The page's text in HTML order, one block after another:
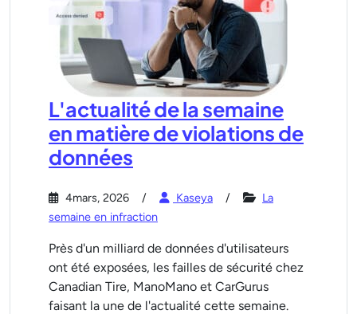
L'actualité de la semaine
en matière de violations de
données
4mars, 2026 Kaseya
La
semaine en infraction
Près d'un milliard de données d'utilisateurs
ont été exposées, les failles de sécurité chez
Canadian Tire, ManoMano et CarGurus
faisant la une de l'actualité cette semaine.